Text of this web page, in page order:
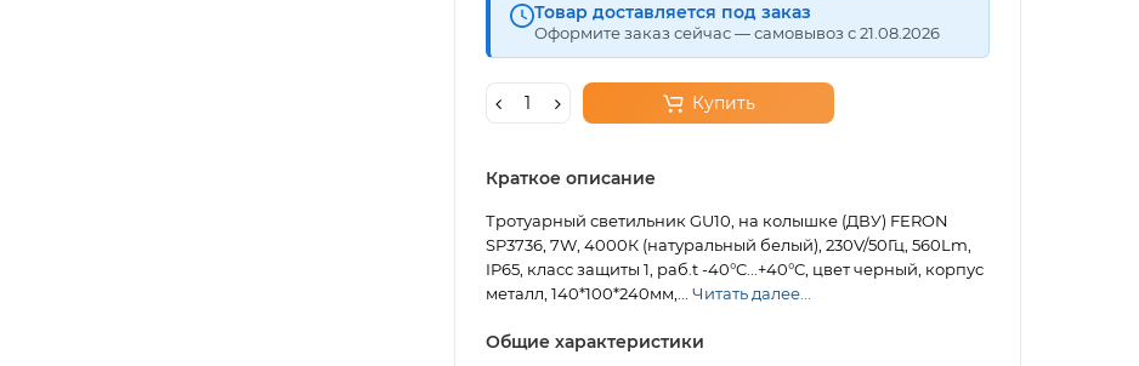
Товар доставляется под заказ
Оформите заказ сейчас — самовывоз с 21.08.2026
Купить
Краткое описание
Тротуарный светильник GU10, на колышке (ДВУ) FERON
SP3736, 7W, 4000К (натуральный белый), 230V/50Гц, 560Lm,
IP65, класс защиты 1, раб.t -40°C...+40°C, цвет черный, корпус
металл, 140*100*240мм,... Читать далее...
Общие характеристики